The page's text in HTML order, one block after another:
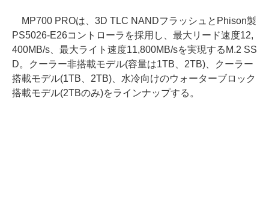
MP700 PROは、3D TLC NANDフラッシュとPhison製
PS5026-E26コントローラを採用し、最大リード速度12,
400MB/s、最大ライト速度11,800MB/sを実現するM.2 SS
D。クーラー非搭載モデル(容量は1TB、2TB)、クーラー
搭載モデル(1TB、2TB)、水冷向けのウォーターブロック
搭載モデル(2TBのみ)をラインナップする。